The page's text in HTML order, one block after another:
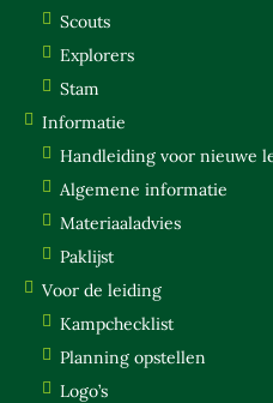
Scouts
Explorers
Stam
Informatie
Handleiding voor nieuwe
Algemene informatie
Materiaaladvies
Paklijst
Voor de leiding
Kampchecklist
Planning opstellen
Logo’s
HANDLEIDING
ALGEMENE